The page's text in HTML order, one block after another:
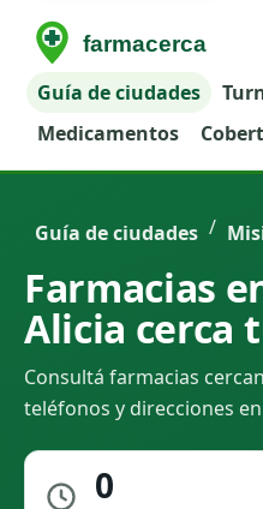
Guía de ciudades
Medicamentos
Guía de ciudades /
Farmacias
Alicia cerca
Consultá farmacias
teléfonos y direcciones
0